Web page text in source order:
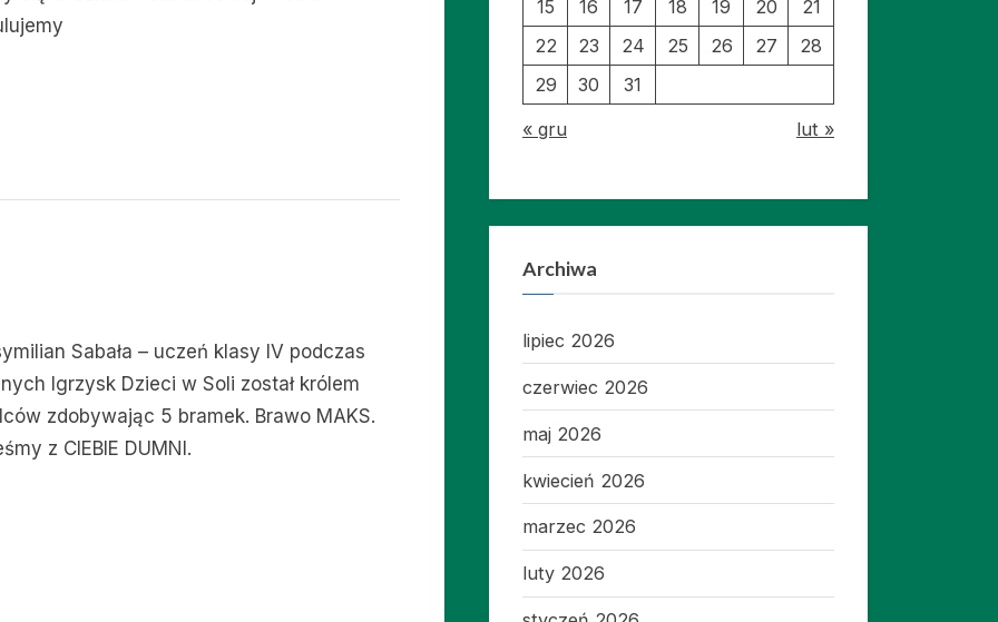
Sabała – uczeń klasy IV podczas
Igrzysk Dzieci w Soli został królem
zdobywając 5 bramek. Brawo MAKS.
z CIEBIE DUMNI.
15
16 17 18 19 20
21
22
23 24 25 26 27
28
29
30 31
« gru lut »
Archiwa
lipiec 2026
czerwiec 2026
maj 2026
kwiecień 2026
marzec 2026
luty 2026